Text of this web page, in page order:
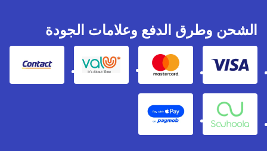
الشحن وطرق الدفع وعلامات الجودة
Visa
Mastercard
Valu
Contact
Souhoola
Apple Pay